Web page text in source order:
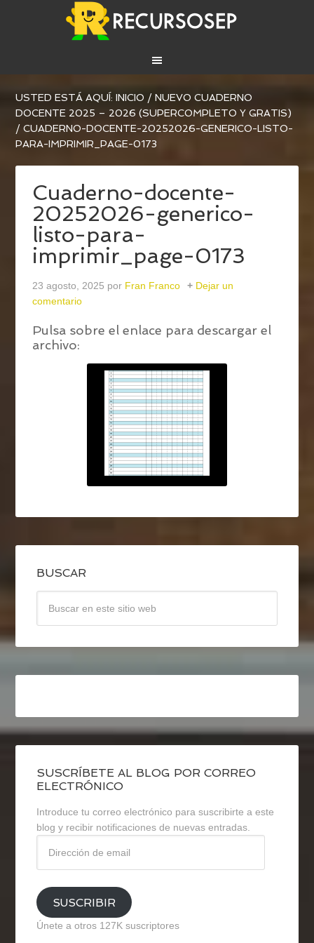
USTED ESTÁ AQUÍ:INICIO / NUEVO CUADERNO
DOCENTE 2025 – 2026 (SUPERCOMPLETO Y GRATIS)
/ CUADERNO-DOCENTE-20252026-GENERICO-LISTO-
PARA-IMPRIMIR_PAGE-0173
Cuaderno-docente-
20252026-generico-
listo-para-
imprimir_page-0173
23 agosto, 2025 por Fran Franco
Dejar un
comentario
Pulsa sobre el enlace para descargar el
archivo:
BUSCAR
SUSCRÍBETE AL BLOG POR CORREO
ELECTRÓNICO
Introduce tu correo electrónico para suscribirte a este
blog y recibir notificaciones de nuevas entradas.
email
SUSCRIBIR
Únete a otros 127K suscriptores